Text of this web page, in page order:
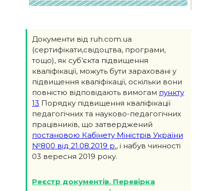
Документи від ruh.com.ua
(сертифікати,свідоцтва, програми,
тощо), як суб’єкта підвищення
кваліфікації, можуть бути зараховані у
підвищення кваліфікації, оскільки вони
повністю відповідають вимогам пункту
13 Порядку підвищення кваліфікації
педагогічних та науково-педагогічних
працівників, що затверджений
постановою Кабінету Міністрів України
№800 від 21.08.2019 р., і набув чинності
03 вересня 2019 року.
Реєстр документів. Перевірка